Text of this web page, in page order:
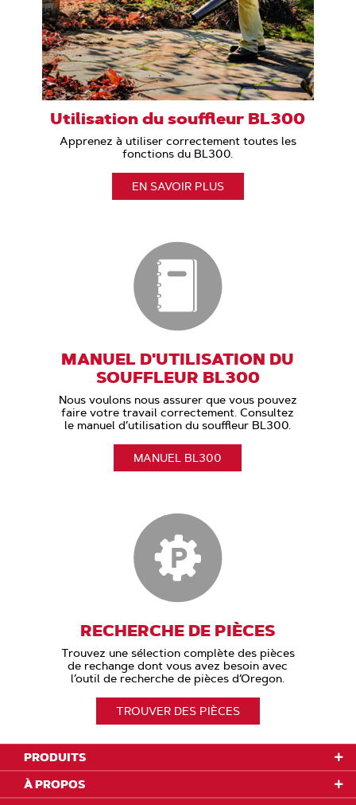
Utilisation du souffleur BL300
Apprenez à utiliser correctement toutes les
fonctions du BL300.
EN SAVOIR PLUS
MANUEL D'UTILISATION DU
SOUFFLEUR BL300
Nous voulons nous assurer que vous pouvez
faire votre travail correctement. Consultez
le manuel d’utilisation du souffleur BL300.
MANUEL BL300
RECHERCHE DE PIÈCES
Trouvez une sélection complète des pièces
de rechange dont vous avez besoin avec
l’outil de recherche de pièces d’Oregon.
TROUVER DES PIÈCES
PRODUITS
À PROPOS